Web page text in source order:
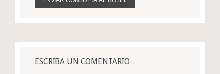
ESCRIBA UN COMENTARIO